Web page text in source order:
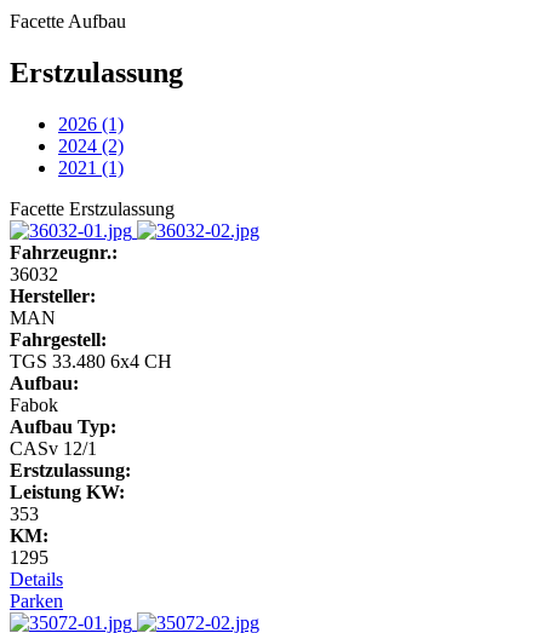
Facette Aufbau
Erstzulassung
2026 (1)
2024 (2)
2021 (1)
Facette Erstzulassung
Fahrzeugnr.:
36032
Hersteller:
MAN
Fahrgestell:
TGS 33.480 6x4 CH
Aufbau:
Fabok
Aufbau Typ:
CASv 12/1
Erstzulassung:
Leistung KW:
353
KM:
1295
Details
Parken